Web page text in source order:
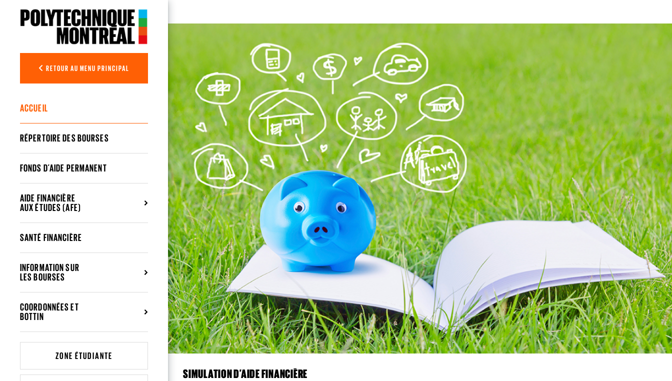
RETOUR AU MENU PRINCIPAL
ACCUEIL
RÉPERTOIRE DES BOURSES
FONDS D’AIDE PERMANENT
AIDE FINANCIÈRE
AUX ÉTUDES (AFE)
SANTÉ FINANCIÈRE
INFORMATION SUR
LES BOURSES
COORDONNÉES ET
BOTTIN
ZONE ÉTUDIANTE
SIMULATION D’AIDE FINANCIÈRE